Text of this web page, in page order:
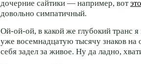
дочерние сайтики — например, вот
довольно симпатичный.
Ой-ой-ой, в какой же глубокий транс
уже восемнадцатую тысячу знаков
себя задел за живое. Ну да ладно,